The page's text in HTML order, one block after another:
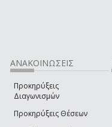
ΑΝΑΚΟΙΝΩΣΕΙΣ
Προκηρύξεις
Διαγωνισμών
Προκηρύξεις Θέσεων